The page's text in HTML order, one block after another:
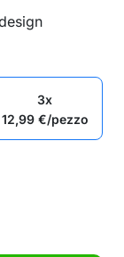
3x
12,99 €/pezzo